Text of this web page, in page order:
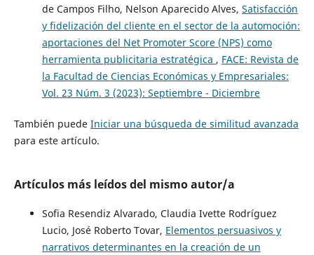
de Campos Filho, Nelson Aparecido Alves, Satisfacción
y fidelización del cliente en el sector de la automoción:
aportaciones del Net Promoter Score (NPS) como
herramienta publicitaria estratégica , FACE: Revista de
la Facultad de Ciencias Económicas y Empresariales:
Vol. 23 Núm. 3 (2023): Septiembre - Diciembre
También puede Iniciar una búsqueda de similitud avanzada
para este artículo.
Artículos más leídos del mismo autor/a
Sofia Resendiz Alvarado, Claudia Ivette Rodríguez
Lucio, José Roberto Tovar, Elementos persuasivos y
narrativos determinantes en la creación de un